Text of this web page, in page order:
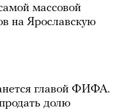
массовой
на Ярославскую
главой ФИФА.
долю